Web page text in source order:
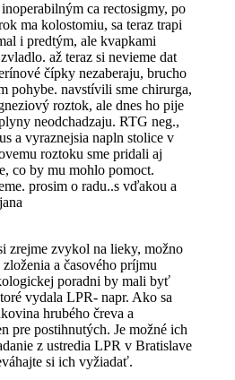
ca rectosigmy, po
ma kolostomiu, sa teraz trapi
i predtým, ale kvapkami
až teraz si nevieme dat
čípky nezaberaju, brucho
pohybe. navstívili sme chirurga,
roztok, ale dnes ho pije
neodchadzaju. RTG neg.,
a vyraznejsia napln stolice v
roztoku sme pridali aj
co by mu mohlo pomoct.
prosim o radu..s vďakou a
zrejme zvykol na lieky, možno
a časového príjmu
poradni by mali byť
vydala LPR- napr. Ako sa
hrubého čreva a
pre postihnutých. Je možné ich
z ustredia LPR v Bratislave
si ich vyžiadať.